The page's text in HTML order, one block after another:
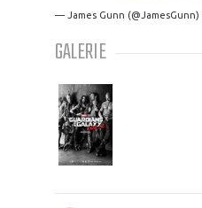
— James Gunn (@JamesGunn)
GALERIE